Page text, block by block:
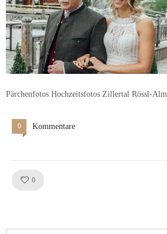
Pärchenfotos Hochzeitsfotos Zillertal Rössl-Alm
0 Kommentare
0